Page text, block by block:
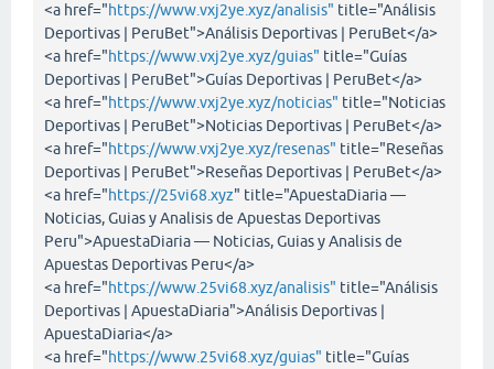
<a href="https://www.vxj2ye.xyz/analisis" title="Análisis
Deportivas | PeruBet">Análisis Deportivas | PeruBet</a>
<a href="https://www.vxj2ye.xyz/guias" title="Guías
Deportivas | PeruBet">Guías Deportivas | PeruBet</a>
<a href="https://www.vxj2ye.xyz/noticias" title="Noticias
Deportivas | PeruBet">Noticias Deportivas | PeruBet</a>
<a href="https://www.vxj2ye.xyz/resenas" title="Reseñas
Deportivas | PeruBet">Reseñas Deportivas | PeruBet</a>
<a href="https://25vi68.xyz" title="ApuestaDiaria —
Noticias, Guias y Analisis de Apuestas Deportivas
Peru">ApuestaDiaria — Noticias, Guias y Analisis de
Apuestas Deportivas Peru</a>
<a href="https://www.25vi68.xyz/analisis" title="Análisis
Deportivas | ApuestaDiaria">Análisis Deportivas |
ApuestaDiaria</a>
<a href="https://www.25vi68.xyz/guias" title="Guías